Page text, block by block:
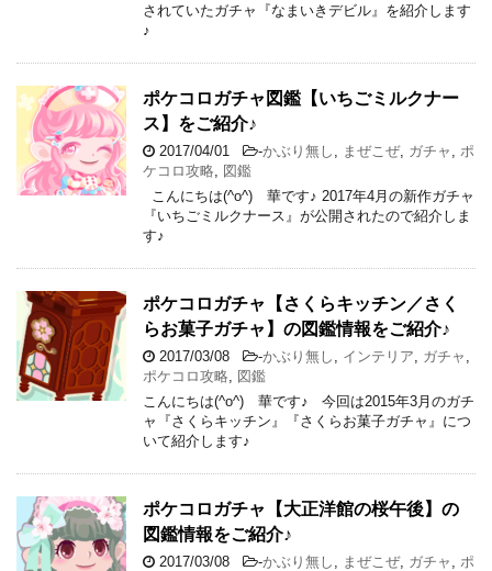
されていたガチャ『なまいきデビル』を紹介します
♪
ポケコロガチャ図鑑【いちごミルクナー
ス】をご紹介♪
2017/04/01 -かぶり無し まぜこぜ, ガチャ
ポ
ケコロ攻略
図鑑
こんにちは(^o^) 華です♪ 2017年4月の新作ガチャ
『いちごミルクナース』が公開されたので紹介しま
す♪
ポケコロガチャ【さくらキッチン／さく
らお菓子ガチャ】の図鑑情報をご紹介♪
2017/03/08 -かぶり無し インテリア ガチャ
ポケコロ攻略
図鑑
こんにちは(^o^) 華です♪ 今回は2015年3月のガチ
ャ『さくらキッチン』『さくらお菓子ガチャ』につ
いて紹介します♪
ポケコロガチャ【大正洋館の桜午後】の
図鑑情報をご紹介♪
2017/03/08 -かぶり無し まぜこぜ, ガチャ
ポ